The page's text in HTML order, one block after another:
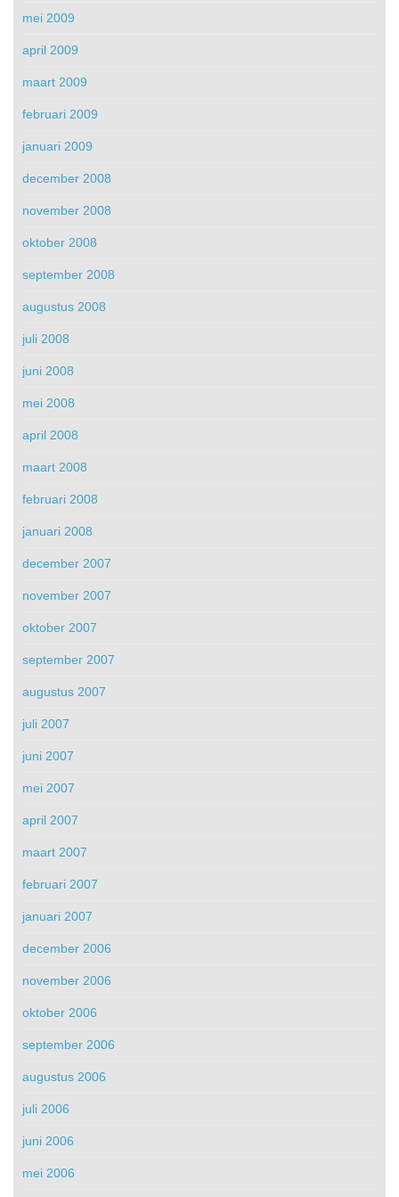
mei 2009
april 2009
maart 2009
februari 2009
januari 2009
december 2008
november 2008
oktober 2008
september 2008
augustus 2008
juli 2008
juni 2008
mei 2008
april 2008
maart 2008
februari 2008
januari 2008
december 2007
november 2007
oktober 2007
september 2007
augustus 2007
juli 2007
juni 2007
mei 2007
april 2007
maart 2007
februari 2007
januari 2007
december 2006
november 2006
oktober 2006
september 2006
augustus 2006
juli 2006
juni 2006
mei 2006